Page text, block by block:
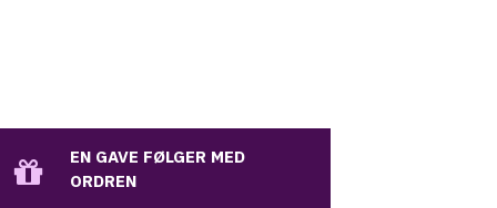
EN GAVE FØLGER MED
ORDREN